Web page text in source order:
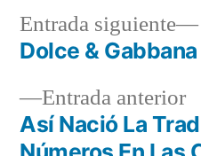
Navegación
deEntrada anterior
Así Nació La
Entrada siguiente
Dolce & Gabbana